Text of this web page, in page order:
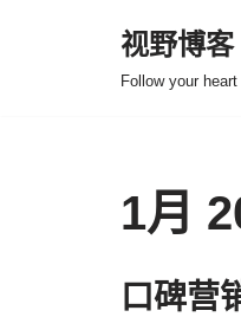
视野博客
Follow your
1月
口碑营